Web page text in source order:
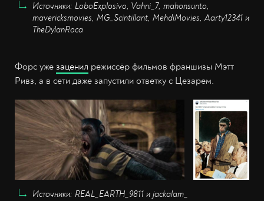
Источники: LoboExplosivo, Vahni_7, mahonsunto,
mavericksmovies, MG_Scintillant, MehdiMovies, Aarty12341 и
TheDylanRoca
Форс уже заценил режиссёр фильмов франшизы Мэтт
Ривз, а в сети даже запустили ответку с Цезарем.
Источники: REAL_EARTH_9811 и jackalam_